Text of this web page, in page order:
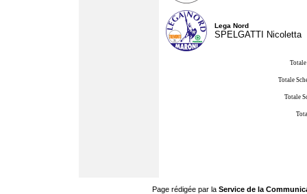
Lega Nord
SPELGATTI Nicoletta
Totale
Totale
Page rédigée par la Service de la